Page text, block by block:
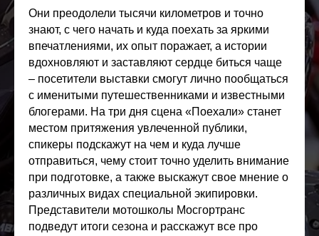
Они преодолели тысячи километров и точно
знают, с чего начать и куда поехать за яркими
впечатлениями, их опыт поражает, а истории
вдохновляют и заставляют сердце биться чаще
– посетители выставки смогут лично пообщаться
с именитыми путешественниками и известными
блогерами. На три дня сцена «Поехали» станет
местом притяжения увлеченной публики,
спикеры подскажут на чем и куда лучше
отправиться, чему стоит точно уделить внимание
при подготовке, а также выскажут свое мнение о
различных видах специальной экипировки.
Представители мотошколы Мосгортранс
подведут итоги сезона и расскажут все про